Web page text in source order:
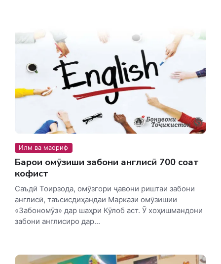
Илм ва маориф
Барои омӯзиши забони англисӣ 700 соат
кофист
Саъдӣ Тоирзода, омӯзгори ҷавони риштаи забони
англисӣ, таъсисдиҳандаи Маркази омӯзишии
«Забономӯз» дар шаҳри Кӯлоб аст. Ӯ хоҳишмандони
забони англисиро дар...